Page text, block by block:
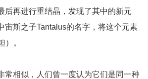
后再进行重结晶，发现了其中的新元
宙斯之子Tantalus的名字，将这个元素
）。
常相似，人们曾一度认为它们是同一种